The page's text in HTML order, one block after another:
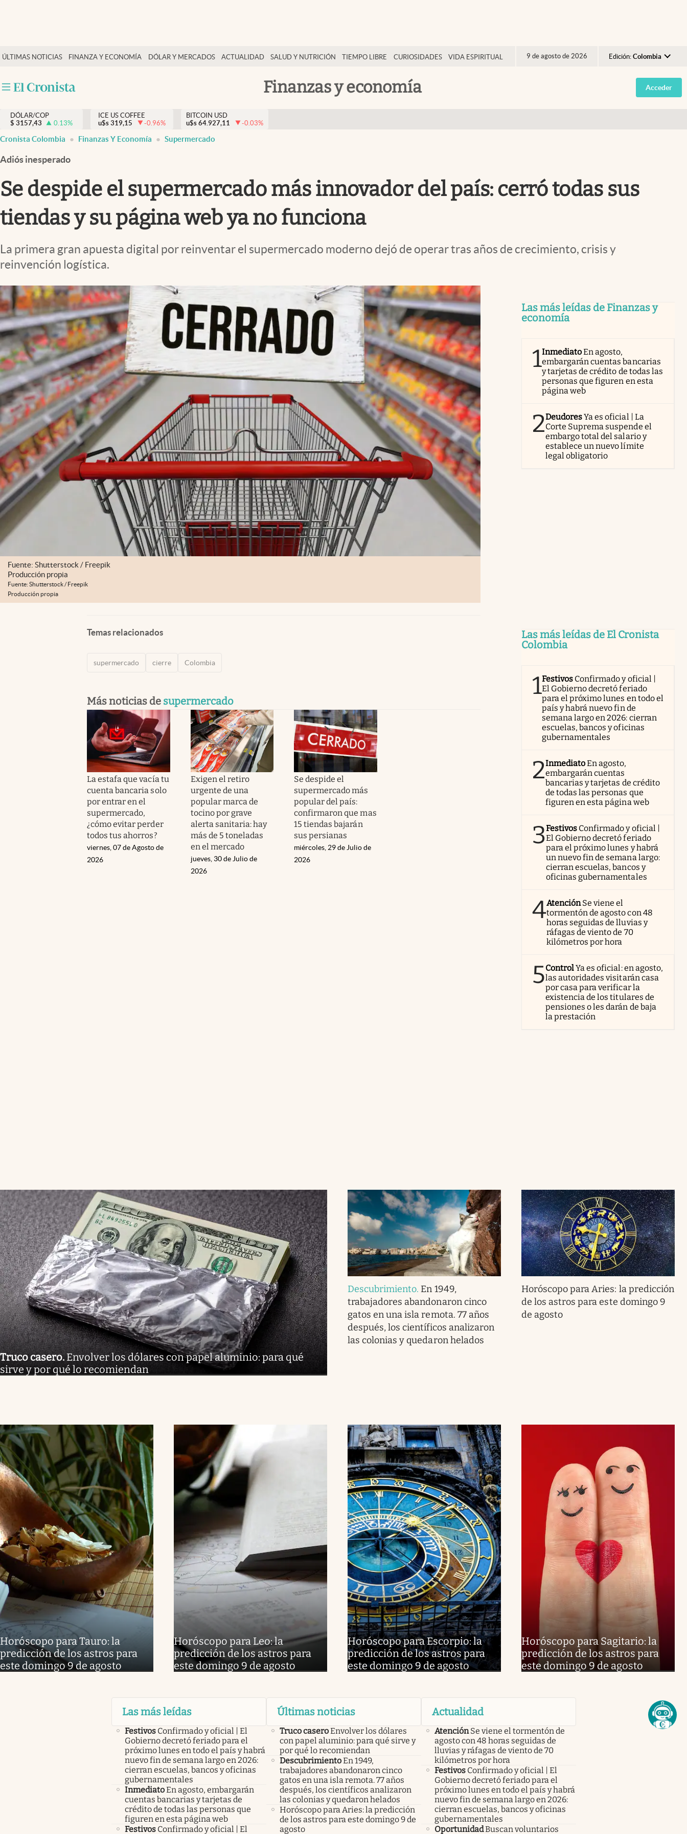
ÚLTIMAS NOTICIAS FINANZA Y ECONOMÍA DÓLAR Y MERCADOS ACTUALIDAD SALUD Y NUTRICIÓN TIEMPO LIBRE CURIOSIDADES VIDA ESPIRITUAL 9 de agosto de 2026 Edición: Colombia
Argentina
España
Finanzas y economía
Salud y nutrición
Tiempo libre
Dólar y mercados
Curiosidades
Acceder
DÓLAR/COP
$ 3157,43 0.13%
ICE US COFFEE
u$s 319,15 -0.96%
BITCOIN USD
u$s 64.927,11 -0.03%
Cronista Colombia Finanzas Y Economía Supermercado
Adiós inesperado
Se despide el supermercado más innovador del país: cerró todas sus
tiendas y su página web ya no funciona
La primera gran apuesta digital por reinventar el supermercado moderno dejó de operar tras años de crecimiento, crisis y
reinvención logística.
Fuente: Shutterstock / Freepik
Producción propia
Fuente: Shutterstock / Freepik
Producción propia
Temas relacionados
supermercado cierre Colombia
Más noticias de supermercado
La estafa que vacía tu
cuenta bancaria solo
por entrar en el
supermercado,
¿cómo evitar perder
todos tus ahorros?
viernes, 07 de Agosto de
2026
Exigen el retiro
urgente de una
popular marca de
tocino por grave
alerta sanitaria: hay
más de 5 toneladas
en el mercado
jueves, 30 de Julio de
2026
Se despide el
supermercado más
popular del país:
confirmaron que mas
15 tiendas bajarán
sus persianas
miércoles, 29 de Julio de
2026
Las más leídas de Finanzas y
economía
1InmediatoEn agosto,
embargarán cuentas bancarias
y tarjetas de crédito de todas las
personas que figuren en esta
página web
2DeudoresYa es oficial | La
Corte Suprema suspende el
embargo total del salario y
establece un nuevo límite
legal obligatorio
Las más leídas de El Cronista
Colombia
1Festivos Confirmado y oficial |
El Gobierno decretó feriado
para el próximo lunes en todo el
país y habrá nuevo fin de
semana largo en 2026: cierran
escuelas, bancos y oficinas
gubernamentales
2InmediatoEn agosto,
embargarán cuentas
bancarias y tarjetas de crédito
de todas las personas que
figuren en esta página web
3Festivos Confirmado y oficial |
El Gobierno decretó feriado
para el próximo lunes y habrá
un nuevo fin de semana largo:
cierran escuelas, bancos y
oficinas gubernamentales
4AtenciónSe viene el
tormentón de agosto con 48
horas seguidas de lluvias y
ráfagas de viento de 70
kilómetros por hora
5ControlYa es oficial: en agosto,
las autoridades visitarán casa
por casa para verificar la
existencia de los titulares de
pensiones o les darán de baja
la prestación
Truco casero.Envolver los dólares con papel aluminio: para qué
sirve y por qué lo recomiendan
Descubrimiento. En 1949,
trabajadores abandonaron cinco
gatos en una isla remota. 77 años
después, los científicos analizaron
las colonias y quedaron helados
Horóscopo para Aries: la predicción
de los astros para este domingo 9
de agosto
Horóscopo para Tauro: la
predicción de los astros para
este domingo 9 de agosto
Horóscopo para Leo: la
predicción de los astros para
este domingo 9 de agosto
Horóscopo para Escorpio: la
predicción de los astros para
este domingo 9 de agosto
Horóscopo para Sagitario: la
predicción de los astros para
este domingo 9 de agosto
Las más leídas
Festivos Confirmado y oficial | El
Gobierno decretó feriado para el
próximo lunes en todo el país y habrá
nuevo fin de semana largo en 2026:
cierran escuelas, bancos y oficinas
gubernamentales
InmediatoEn agosto, embargarán
cuentas bancarias y tarjetas de
crédito de todas las personas que
figuren en esta página web
Festivos Confirmado y oficial | El
Últimas noticias
Truco caseroEnvolver los dólares
con papel aluminio: para qué sirve y
por qué lo recomiendan
DescubrimientoEn 1949,
trabajadores abandonaron cinco
gatos en una isla remota. 77 años
después, los científicos analizaron
las colonias y quedaron helados
Horóscopo para Aries: la predicción
de los astros para este domingo 9 de
agosto
Actualidad
Atención Se viene el tormentón de
agosto con 48 horas seguidas de
lluvias y ráfagas de viento de 70
kilómetros por hora
Festivos Confirmado y oficial | El
Gobierno decretó feriado para el
próximo lunes en todo el país y habrá
nuevo fin de semana largo en 2026:
cierran escuelas, bancos y oficinas
gubernamentales
OportunidadBuscan voluntarios